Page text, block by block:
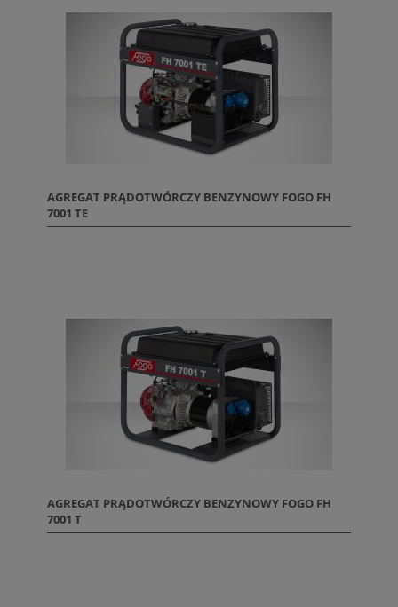
AGREGAT PRĄDOTWÓRCZY BENZYNOWY FOGO FH
7001 TE
AGREGAT PRĄDOTWÓRCZY BENZYNOWY FOGO FH
7001 T